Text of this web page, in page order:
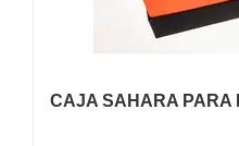
CAJA SAHARA PARA